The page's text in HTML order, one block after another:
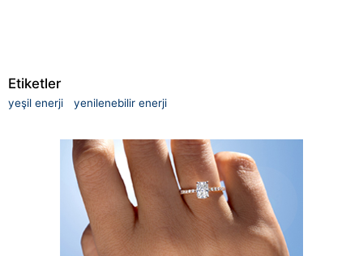
Etiketler
yeşil enerji yenilenebilir enerji